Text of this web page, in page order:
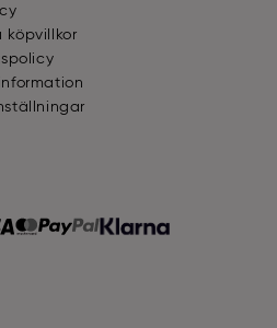
köpvillkor